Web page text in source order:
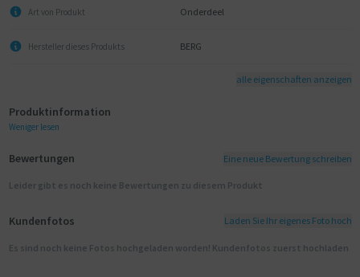
Art von Produkt Onderdeel
Hersteller dieses Produkts BERG
alle eigenschaften anzeigen
Produktinformation
Weniger lesen
Bewertungen Eine neue Bewertung schreiben
Leider gibt es noch keine Bewertungen zu diesem Produkt
Kundenfotos Laden Sie Ihr eigenes Foto hoch
Es sind noch keine Fotos hochgeladen worden! Kundenfotos zuerst hochladen